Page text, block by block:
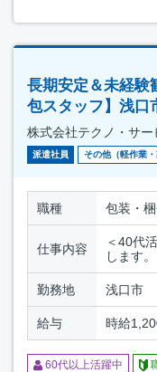
長期安定＆未経験
包スタッフ】浅口
株式会社テクノ・サー
派遣社員 その他（軽作業・
職種 包装・
仕事内容
＜40代
します。
勤務地 浅口市
給与 時給
60代以上活躍中